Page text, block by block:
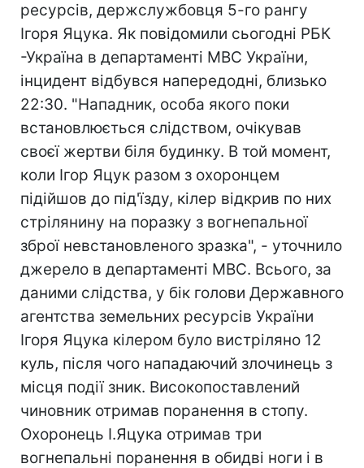
ресурсів, держслужбовця 5-го рангу
Ігоря Яцука. Як повідомили сьогодні РБК
-Україна в департаменті МВС України,
інцидент відбувся напередодні, близько
22:30. "Нападник, особа якого поки
встановлюється слідством, очікував
своєї жертви біля будинку. В той момент,
коли Ігор Яцук разом з охоронцем
підійшов до під'їзду, кілер відкрив по них
стрілянину на поразку з вогнепальної
зброї невстановленого зразка", - уточнило
джерело в департаменті МВС. Всього, за
даними слідства, у бік голови Державного
агентства земельних ресурсів України
Ігоря Яцука кілером було вистріляно 12
куль, після чого нападаючий злочинець з
місця події зник. Високопоставлений
чиновник отримав поранення в стопу.
Охоронець І.Яцука отримав три
вогнепальнi поранення в обидві ноги і в